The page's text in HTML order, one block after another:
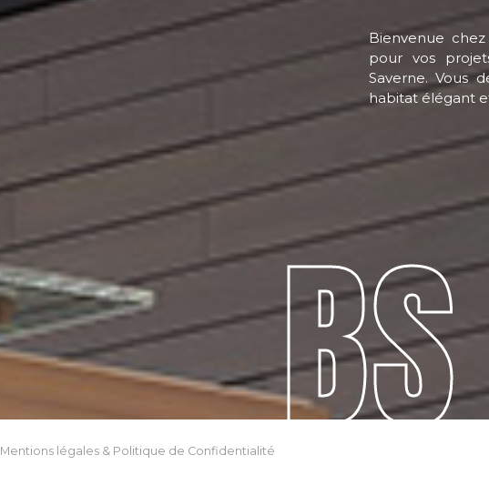
Bienvenue
pour vos
Saverne. Vous
habitat élégant
Mentions légales & Politique de Confidentialité